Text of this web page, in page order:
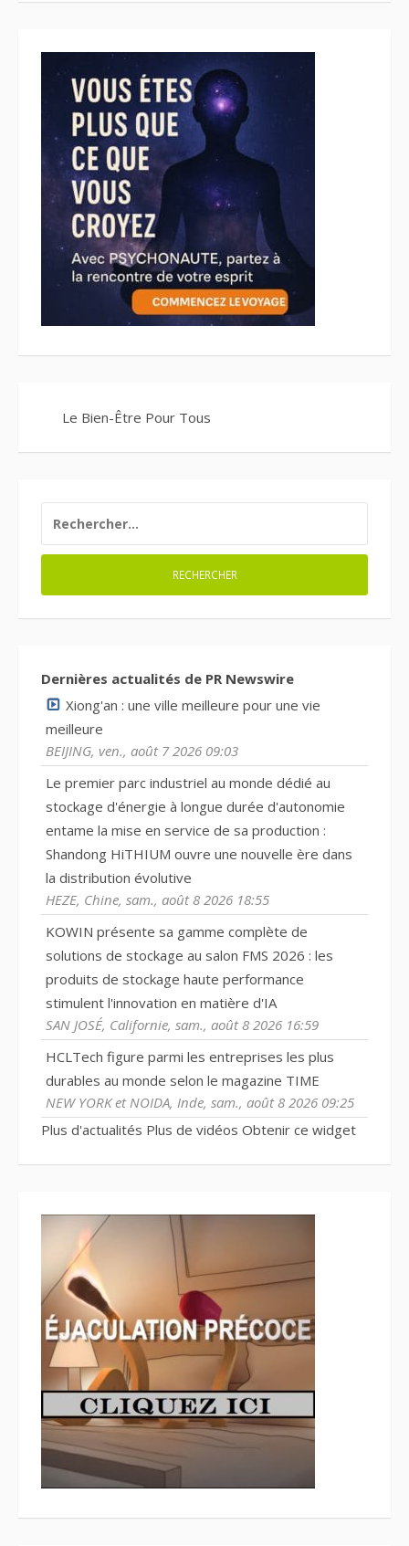
Le Bien-Être Pour Tous
Dernières actualités de PR Newswire
Xiong'an : une ville meilleure pour une vie
meilleure
BEIJING, ven., août 7 2026 09:03
Le premier parc industriel au monde dédié au
stockage d'énergie à longue durée d'autonomie
entame la mise en service de sa production :
Shandong HiTHIUM ouvre une nouvelle ère dans
la distribution évolutive
HEZE, Chine, sam., août 8 2026 18:55
KOWIN présente sa gamme complète de
solutions de stockage au salon FMS 2026 : les
produits de stockage haute performance
stimulent l'innovation en matière d'IA
SAN JOSÉ, Californie, sam., août 8 2026 16:59
HCLTech figure parmi les entreprises les plus
durables au monde selon le magazine TIME
NEW YORK et NOIDA, Inde, sam., août 8 2026 09:25
Plus d'actualités Plus de vidéos Obtenir ce widget